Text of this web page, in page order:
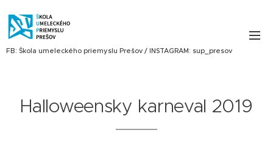
FB: Škola umeleckého priemyslu Prešov / INSTAGRAM: sup_presov
Halloweensky karneval 2019